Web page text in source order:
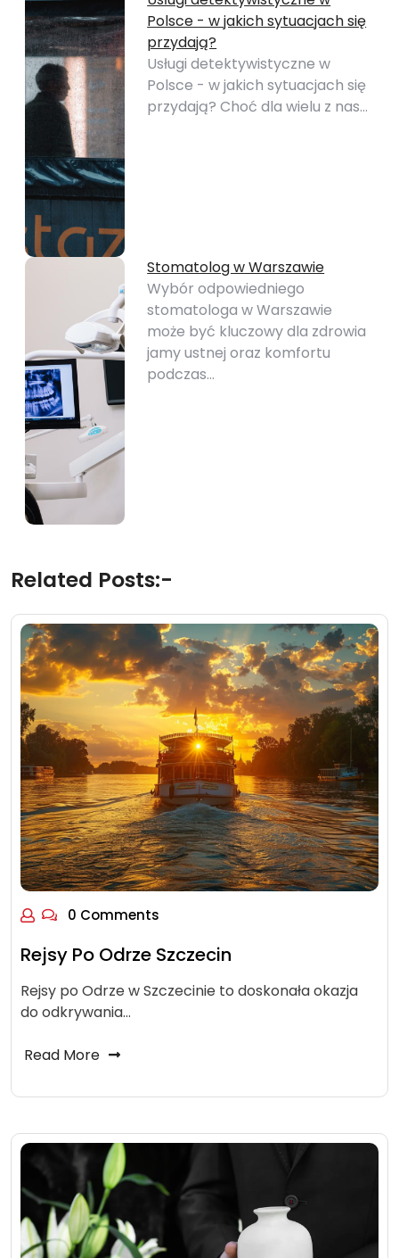
Polsce - w jakich sytuacjach się
przydają?
Usługi detektywistyczne w
Polsce - w jakich sytuacjach się
przydają? Choć dla wielu z nas…
Stomatolog w Warszawie
Wybór odpowiedniego
stomatologa w Warszawie
może być kluczowy dla zdrowia
jamy ustnej oraz komfortu
podczas…
Related Posts:-
0 Comments
Rejsy Po Odrze Szczecin
Rejsy po Odrze w Szczecinie to doskonała okazja
do odkrywania…
Read More